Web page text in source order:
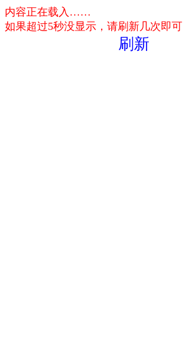
内容正在载入……
如果超过5秒没显示，请刷新几次即可
刷新